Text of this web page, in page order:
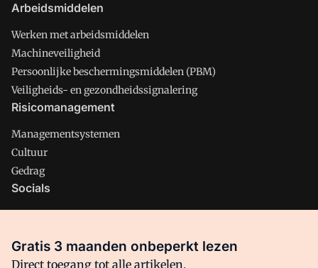
Arbeidsmiddelen
Werken met arbeidsmiddelen
Machineveiligheid
Persoonlijke beschermingsmiddelen (PBM)
Veiligheids- en gezondheidssignalering
Risicomanagement
Managementsystemen
Cultuur
Gedrag
Socials
Facebook
Gratis 3 maanden onbeperkt lezen
Direct toegang tot alle artikelen,